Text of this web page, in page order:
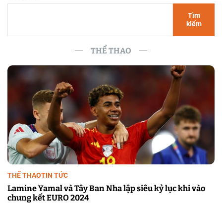
Tìm
kiếm
THỂ THAO
THỂ THAOTIN TỨC
Lamine Yamal và Tây Ban Nha lập siêu kỷ lục khi vào
chung kết EURO 2024